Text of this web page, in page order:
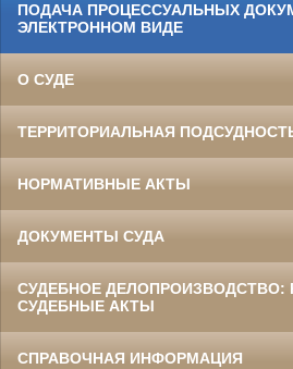
ПОДАЧА ПРОЦЕССУАЛЬНЫХ
ЭЛЕКТРОННОМ ВИДЕ
О СУДЕ
ТЕРРИТОРИАЛЬНАЯ
НОРМАТИВНЫЕ АКТЫ
ДОКУМЕНТЫ СУДА
СУДЕБНОЕ ДЕЛОПРОИЗВОДСТВО:
СУДЕБНЫЕ АКТЫ
СПРАВОЧНАЯ ИНФОРМАЦИЯ